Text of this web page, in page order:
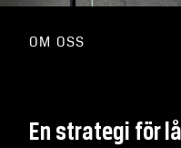
OM OSS
En strategi för